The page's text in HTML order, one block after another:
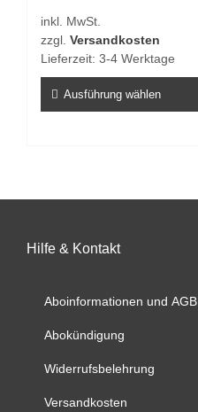
auf
der
gewählt
werden
inkl. MwSt.
zzgl. Versandkosten
Lieferzeit: 3-4 Werktage
Ausführung wählen
Die
können
der
werden
Hilfe & Kontakt
Aboinformationen und AGB
Abokündigung
Widerrufsbelehrung
Versandkosten